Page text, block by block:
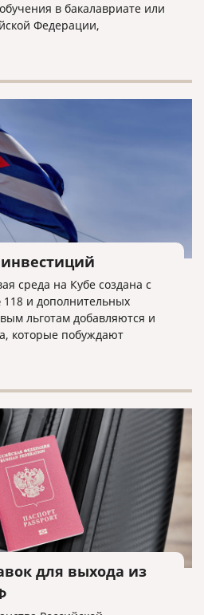
в бакалавриате или
Федерации,
не создавая при этом
среда на Кубе создана с
и дополнительных
льготам добавляются и
которые побуждают
для выхода из